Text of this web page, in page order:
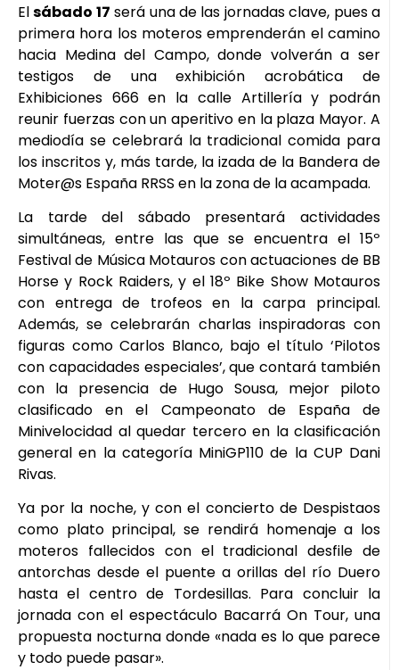
Elsábado 17 será una de las jornadas clave, pues a
primera hora los moteros emprenderán el camino
hacia Medina del Campo, donde volverán a ser
testigos de una exhibición acrobática de
Exhibiciones 666 en la calle Artillería y podrán
reunir fuerzas con un aperitivo en la plaza Mayor. A
mediodía se celebrará la tradicional comida para
los inscritos y, más tarde, la izada de la Bandera de
Moter@s España RRSS en la zona de la acampada.
La tarde del sábado presentará actividades
simultáneas, entre las que se encuentra el 15º
Festival de Música Motauros con actuaciones de BB
Horse y Rock Raiders, y el 18º Bike Show Motauros
con entrega de trofeos en la carpa principal.
Además, se celebrarán charlas inspiradoras con
figuras como Carlos Blanco, bajo el título ‘Pilotos
con capacidades especiales’, que contará también
con la presencia de Hugo Sousa, mejor piloto
clasificado en el Campeonato de España de
Minivelocidad al quedar tercero en la clasificación
general en la categoría MiniGP110 de la CUP Dani
Rivas.
Ya por la noche, y con el concierto de Despistaos
como plato principal, se rendirá homenaje a los
moteros fallecidos con el tradicional desfile de
antorchas desde el puente a orillas del río Duero
hasta el centro de Tordesillas. Para concluir la
jornada con el espectáculo Bacarrá On Tour, una
propuesta nocturna donde «nada es lo que parece
y todo puede pasar».